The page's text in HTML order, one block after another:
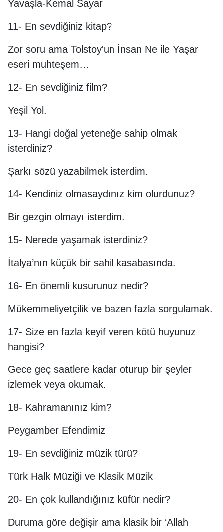
Yavaşla-Kemal Sayar
11- En sevdiğiniz kitap?
Zor soru ama Tolstoy'un İnsan Ne ile Yaşar
eseri muhteşem…
12- En sevdiğiniz film?
Yeşil Yol.
13- Hangi doğal yeteneğe sahip olmak
isterdiniz?
Şarkı sözü yazabilmek isterdim.
14- Kendiniz olmasaydınız kim olurdunuz?
Bir gezgin olmayı isterdim.
15- Nerede yaşamak isterdiniz?
İtalya’nın küçük bir sahil kasabasında.
16- En önemli kusurunuz nedir?
Mükemmeliyetçilik ve bazen fazla sorgulamak.
17- Size en fazla keyif veren kötü huyunuz
hangisi?
Gece geç saatlere kadar oturup bir şeyler
izlemek veya okumak.
18- Kahramanınız kim?
Peygamber Efendimiz
19- En sevdiğiniz müzik türü?
Türk Halk Müziği ve Klasik Müzik
20- En çok kullandığınız küfür nedir?
Duruma göre değişir ama klasik bir ‘Allah